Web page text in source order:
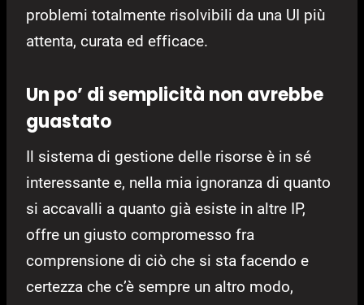
problemi totalmente risolvibili da una UI più
attenta, curata ed efficace.
Un po’ di semplicità non avrebbe
guastato
Il sistema di gestione delle risorse è in sé
interessante e, nella mia ignoranza di quanto
si accavalli a quanto già esiste in altre IP,
offre un giusto compromesso fra
comprensione di ciò che si sta facendo e
certezza che c’è sempre un altro modo,